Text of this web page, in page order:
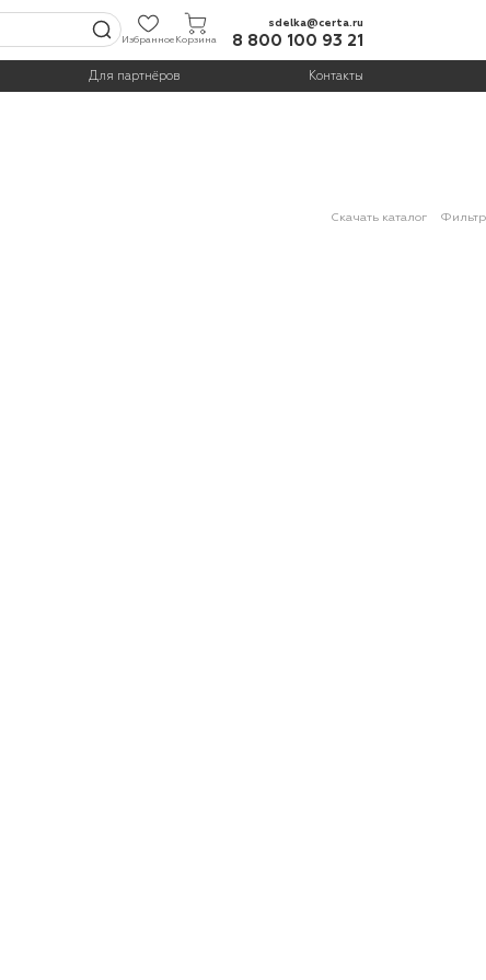
ИзбранноеКорзина
sdelka@certa.ru
8 800 100 93 21
Для партнёров Контакты
Скачать каталог Фильтр